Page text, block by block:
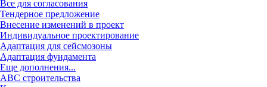
Все для согласования
Тендерное предложение
Внесение изменений в проект
Индивидуальное проектирование
Адаптация для сейсмозоны
Адаптация фундамента
Еще дополнения...
ABC строительства